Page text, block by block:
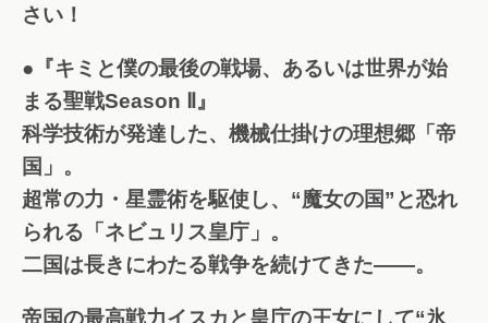
さい！
●『キミと僕の最後の戦場、あるいは世界が始
まる聖戦Season Ⅱ』
科学技術が発達した、機械仕掛けの理想郷「帝
国」。
超常の力・星霊術を駆使し、“魔女の国”と恐れ
られる「ネビュリス皇庁」。
二国は長きにわたる戦争を続けてきた――。
帝国の最高戦力イスカと皇庁の王女にして“氷